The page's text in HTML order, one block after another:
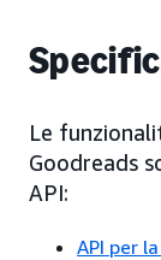
Le
Goodreads
API:
API per